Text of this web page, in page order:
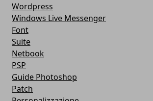
Wordpress
Windows Live Messenger
Font
Suite
Netbook
PSP
Guide Photoshop
Patch